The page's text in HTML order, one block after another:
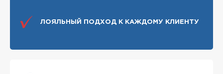
ЛОЯЛЬНЫЙ ПОДХОД К КАЖДОМУ КЛИЕНТУ